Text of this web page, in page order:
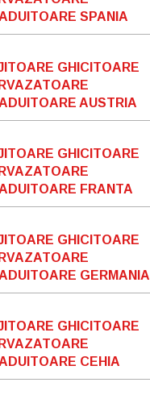
SPANIA
GHICITOARE
AUSTRIA
GHICITOARE
FRANTA
GHICITOARE
GERMANIA
GHICITOARE
CEHIA